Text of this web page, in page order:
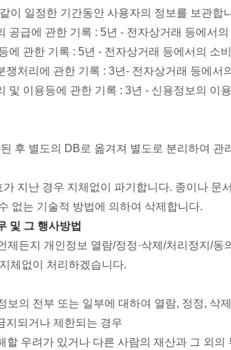
이 일정한 기간동안 사용자의 정보를 보관합
공급에 관한 기록 : 5년 - 전자상거래 등에서
에 관한 기록 : 5년 - 전자상거래 등에서의 소
쟁처리에 관한 기록 : 3년- 전자상거래 등에서
및 이용등에 관한 기록 : 3년 - 신용정보의 이
후 별도의 DB로 옮겨져 별도로 분리하여 관
지난 경우 지체없이 파기합니다. 종이나 문
없는 기술적 방법에 의하여 삭제합니다.
및 그 행사방법
제든지 개인정보 열람/정정·삭제/처리정지/
체없이 처리하겠습니다.
보의 전부 또는 일부에 대하여 열람, 정정, 삭
지되거나 제한되는 경우
할 우려가 있거나 다른 사람의 재산과 그 외